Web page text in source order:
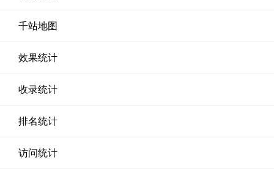
千站地图
效果统计
收录统计
排名统计
访问统计